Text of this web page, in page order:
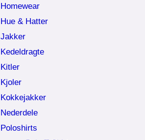
Homewear
Hue & Hatter
Jakker
Kedeldragte
Kitler
Kjoler
Kokkejakker
Nederdele
Poloshirts